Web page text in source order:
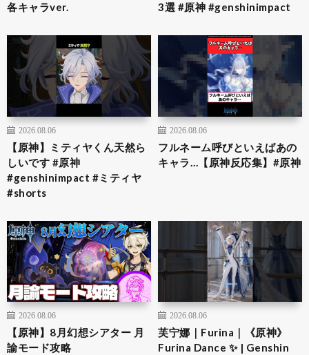
各キャラver.
3選 #原神 #genshinimpact
2026.08.06
【原神】ミティヤくん天然ら
しいです #原神
#genshinimpact #ミティヤ
#shorts
2026.08.06
フルネーム呼びといえばあの
キャラ…【原神反応集】#原神
2026.08.06
【原神】8月幻想シアター 月
諭モード攻略
2026.08.06
芙宁娜｜Furina｜《原神》
Furina Dance ✨ | Genshin